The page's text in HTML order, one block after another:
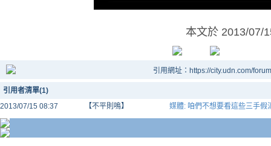
本文於 2013/07/
引用網址：https://city.udn.com/
引用者清單(1)
2013/07/15 08:37
【不平則鳴】 媒體: 咱們不想要看這些三手假